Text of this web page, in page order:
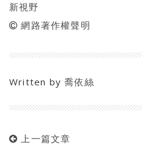
新視野
網路著作權聲明
Written by喬依絲
上一篇文章